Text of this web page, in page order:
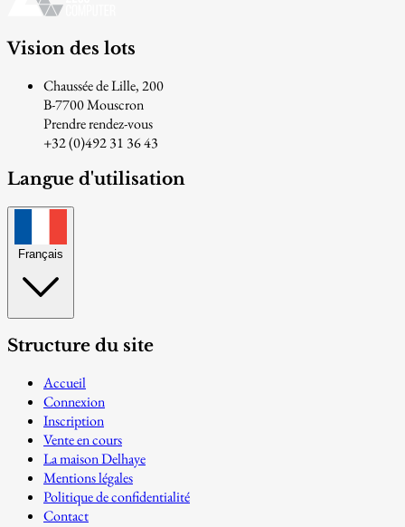
Vision des lots
Chaussée de Lille, 200
B-7700 Mouscron
Prendre rendez-vous
+32 (0)492 31 36 43
Langue d'utilisation
Français
Structure du site
Accueil
Connexion
Inscription
Vente en cours
La maison Delhaye
Mentions légales
Politique de confidentialité
Contact